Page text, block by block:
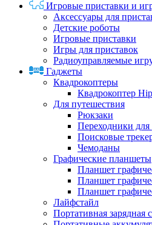
Игровые приставки и
Аксессуары для
Детские роботы
Игровые приставки
Игры для приставок
Радиоуправляемые
Гаджеты
Квадрокоптеры
Квадрокоптер
Для путешествия
Рюкзаки
Переходники для
Поисковые
Чемоданы
Графические планшеты
Планшет
Планшет
Планшет
Лайфстайл
Портативная зарядная